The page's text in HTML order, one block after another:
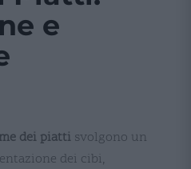
e
dei piatti svolgono un
dei cibi,